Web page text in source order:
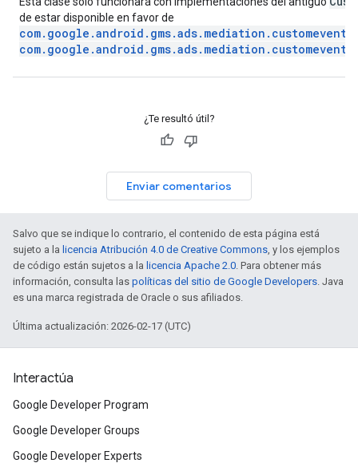
de estar disponible en favor de
¿Te resultó útil?
Enviar comentarios
Salvo que se indique lo contrario, el contenido de esta página está
sujeto a la licencia Atribución 4.0 de Creative Commons, y los ejemplos
de código están sujetos a la licencia Apache 2.0. Para obtener más
información, consulta las políticas del sitio de Google Developers. Java
es una marca registrada de Oracle o sus afiliados.
Última actualización: 2026-02-17 (UTC)
Interactúa
Google Developer Program
Google Developer Groups
Google Developer Experts